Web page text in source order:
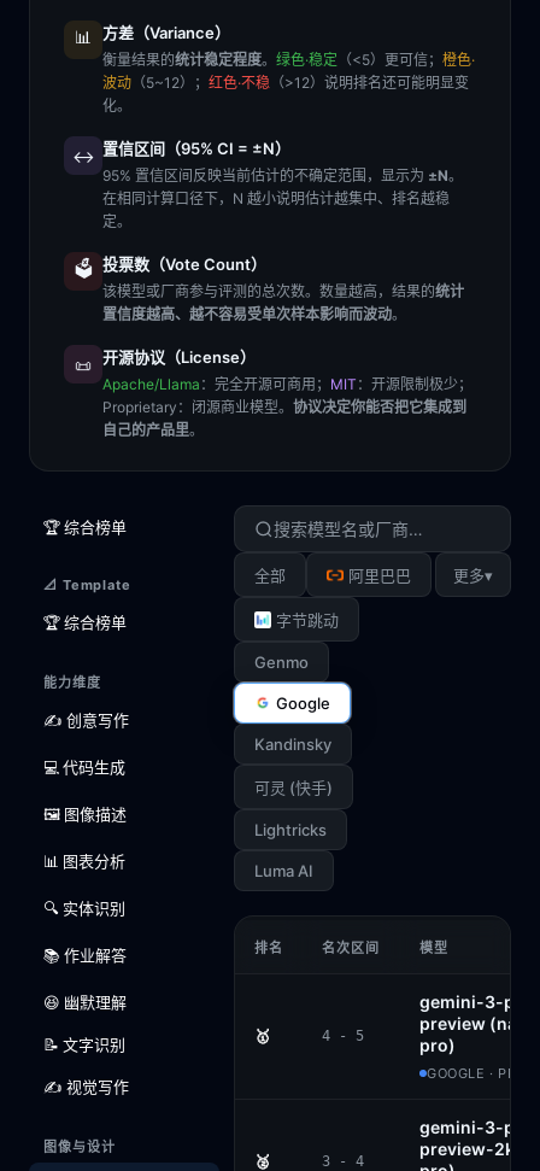
📊 方差（Variance）
衡量结果的统计稳定程度。 绿色·稳定 （<5）更可信； 橙色·
波动 （5~12）； 红色·不稳 （>12）说明排名还可能明显变
化。
↔️ 置信区间（95% CI = ±N）
95% 置信区间反映当前估计的不确定范围，显示为 ±N。
在相同计算口径下，N 越小说明估计越集中、排名越稳
定。
🗳️ 投票数（Vote Count）
该模型或厂商参与评测的总次数。数量越高，结果的统计
置信度越高、越不容易受单次样本影响而波动。
📜 开源协议（License）
Apache/Llama ：完全开源可商用； MIT ：开源限制极少；
Proprietary ：闭源商业模型。 协议决定你能否把它集成到
自己的产品里。
🏆 综合榜单
📐 Template
🏆 综合榜单
能力维度
✍️ 创意写作
💻 代码生成
🖼️ 图像描述
📊 图表分析
🔍 实体识别
📚 作业解答
😆 幽默理解
📝 文字识别
✍️ 视觉写作
图像与设计
全部 阿里巴巴
字节跳动
Genmo
Google
Kandinsky
可灵 (快手)
Lightricks
Luma AI
更多▾
排名 名次区间 模型
🥇 4 - 5
gemini-3-
preview
pro)
GOOGLE ·
🥈 3 - 4
gemini-3-
preview-2k